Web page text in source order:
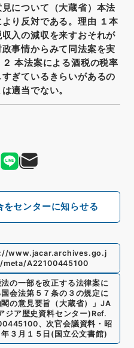
センターに知らせる
について（大蔵省）本法
り反対である。理由 １本
入の減収を来すおそれが
事情からみて同法案を実
本法案による酒税の税率
ぎているきらいがあるの
適当でない。
www.jacar.archives.go.j
meta/A22100445100
の一部を改正する法律案に
会法第５７条の３の規定に
の意見要旨（大蔵省）
」 JA
ジア歴史資料センター) Ref.
、 次官会議資料・昭
３月１５日 ( 国立公文書館)